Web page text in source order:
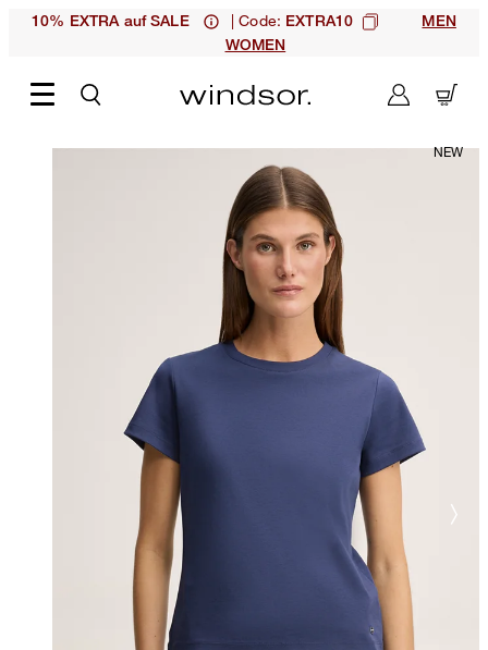
10% EXTRA auf SALE | Code: EXTRA10
MEN
WOMEN